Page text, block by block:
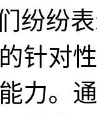
纷纷
针对
力。